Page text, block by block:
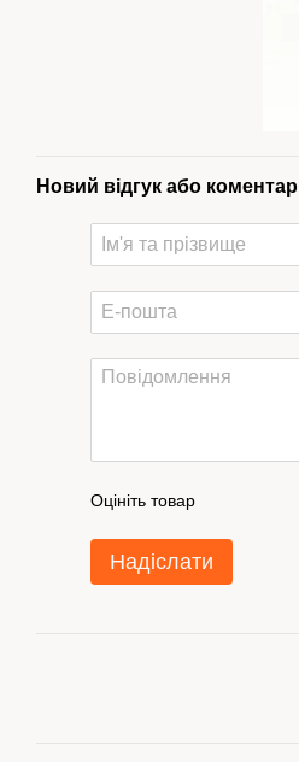
Новий відгук або коментар
Оцініть товар
Надіслати